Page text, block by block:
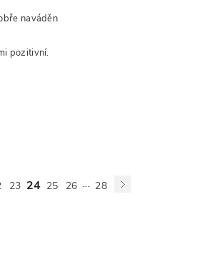
naváděn
pozitivní.
23 24 25 26 ... 28